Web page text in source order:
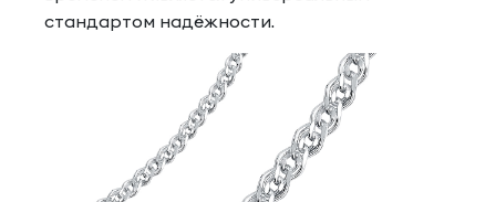
стандартом надёжности.